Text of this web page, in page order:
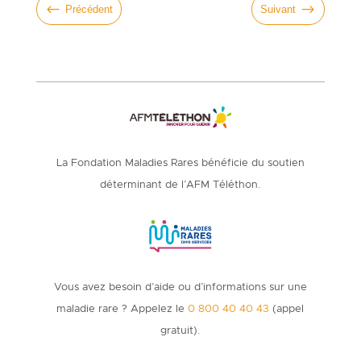
# Précédent Suivant $
La Fondation Maladies Rares bénéficie du soutien
déterminant de l’AFM Téléthon.
Vous avez besoin d’aide ou d’informations sur une
maladie rare ? Appelez le0 800 40 40 43 (appel
gratuit).